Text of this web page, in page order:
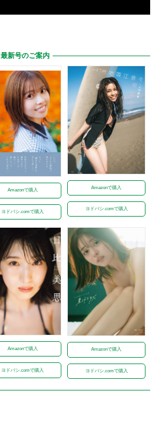
最新号のご案内
Amazonで購入
ヨドバシ.comで購入
Amazonで購入
ヨドバシ.comで購入
Amazonで購入
ヨドバシ.comで購入
Amazonで購入
ヨドバシ.comで購入